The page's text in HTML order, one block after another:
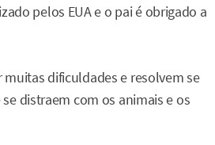
pelos EUA e o pai é obrigado a
muitas dificuldades e resolvem se
distraem com os animais e os